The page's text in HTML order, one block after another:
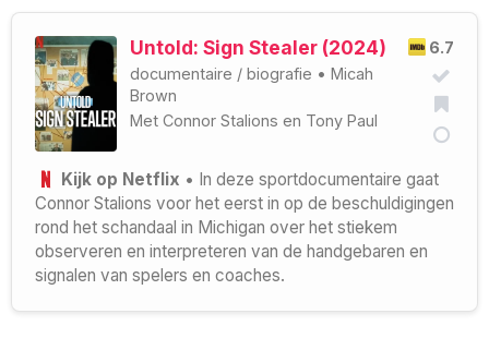
6.7
Untold: Sign Stealer (2024)
documentaire / biografie • Micah
Brown
Met Connor Stalions en Tony Paul
Kijk op Netflix • In deze sportdocumentaire gaat
Connor Stalions voor het eerst in op de beschuldigingen
rond het schandaal in Michigan over het stiekem
observeren en interpreteren van de handgebaren en
signalen van spelers en coaches.